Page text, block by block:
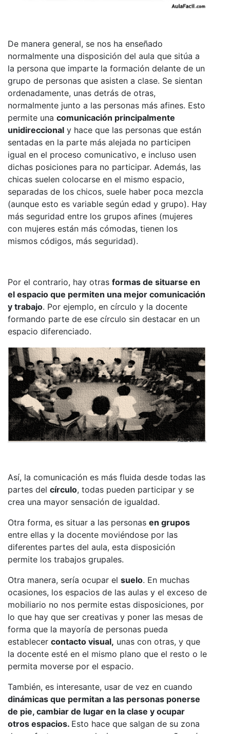
De manera general, se nos ha enseñado
normalmente una disposición del aula que sitúa a
la persona que imparte la formación delante de un
grupo de personas que asisten a clase. Se sientan
ordenadamente, unas detrás de otras,
normalmente junto a las personas más afines. Esto
permite una comunicación principalmente
unidireccional y hace que las personas que están
sentadas en la parte más alejada no participen
igual en el proceso comunicativo, e incluso usen
dichas posiciones para no participar. Además, las
chicas suelen colocarse en el mismo espacio,
separadas de los chicos, suele haber poca mezcla
(aunque esto es variable según edad y grupo). Hay
más seguridad entre los grupos afines (mujeres
con mujeres están más cómodas, tienen los
mismos códigos, más seguridad).
Por el contrario, hay otras formas de situarse en
el espacio que permiten una mejor comunicación
y trabajo. Por ejemplo, en círculo y la docente
formando parte de ese círculo sin destacar en un
espacio diferenciado.
Así, la comunicación es más fluida desde todas las
partes del círculo, todas pueden participar y se
crea una mayor sensación de igualdad.
Otra forma, es situar a las personas en grupos
entre ellas y la docente moviéndose por las
diferentes partes del aula, esta disposición
permite los trabajos grupales.
Otra manera, sería ocupar el suelo. En muchas
ocasiones, los espacios de las aulas y el exceso de
mobiliario no nos permite estas disposiciones, por
lo que hay que ser creativas y poner las mesas de
forma que la mayoría de personas pueda
establecer contacto visual, unas con otras, y que
la docente esté en el mismo plano que el resto o le
permita moverse por el espacio.
También, es interesante, usar de vez en cuando
dinámicas que permitan a las personas ponerse
de pie, cambiar de lugar en la clase y ocupar
otros espacios. Esto hace que salgan de su zona